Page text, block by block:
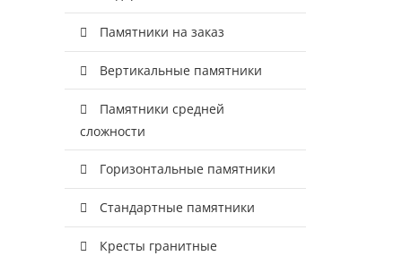
Памятники на заказ
Вертикальные памятники
Памятники средней
сложности
Горизонтальные памятники
Стандартные памятники
Кресты гранитные